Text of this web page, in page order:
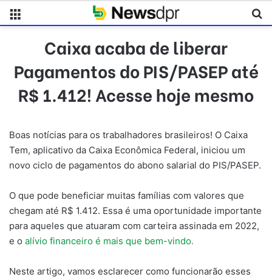
Caixa acaba de liberar
Pagamentos do PIS/PASEP até
R$ 1.412! Acesse hoje mesmo
Boas notícias para os trabalhadores brasileiros! O Caixa
Tem, aplicativo da Caixa Econômica Federal, iniciou um
novo ciclo de pagamentos do abono salarial do PIS/PASEP.
O que pode beneficiar muitas famílias com valores que
chegam até R$ 1.412. Essa é uma oportunidade importante
para aqueles que atuaram com carteira assinada em 2022,
e o alívio financeiro é mais que bem-vindo.
Neste artigo, vamos esclarecer como funcionarão esses